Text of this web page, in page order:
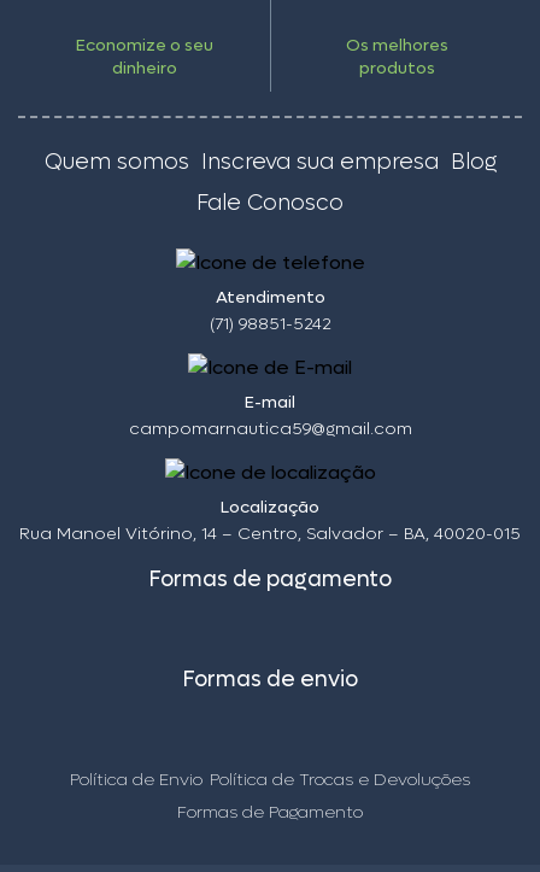
Economize o seu
dinheiro
Os melhores
produtos
Quem somos Inscreva sua empresa Blog
Fale Conosco
Atendimento
(71) 98851-5242
E-mail
campomarnautica59@gmail.com
Localização
Rua Manoel Vitórino, 14 – Centro, Salvador – BA, 40020-015
Formas de pagamento
Formas de envio
Política de Envio Política de Trocas e Devoluções
Formas de Pagamento